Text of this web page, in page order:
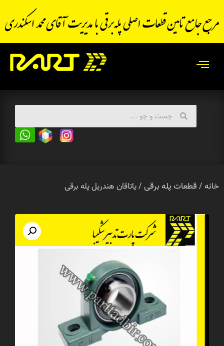
خانه /قطعات پله برقی/ یاتاقان هندریل پله برقی